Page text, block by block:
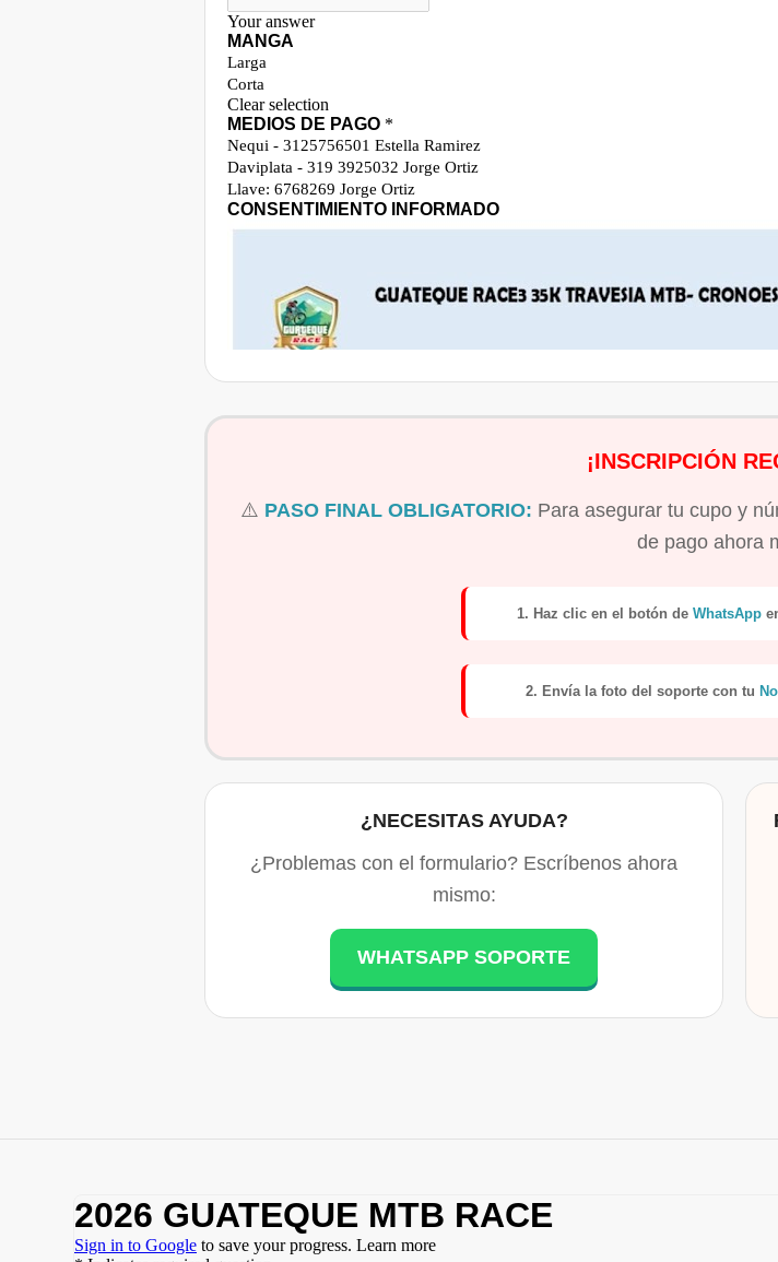
¡INSCRIPCIÓN
⚠️ PASO FINAL OBLIGATORIO: Para asegurar tu cupo y
de pago ahora
1. Haz clic en el botón de WhatsApp
2. Envía la foto del soporte con tu
¿NECESITAS AYUDA?
¿Problemas con el formulario? Escríbenos ahora
mismo:
WHATSAPP SOPORTE